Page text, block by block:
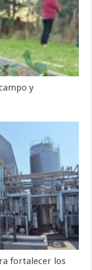
y
fortalecer los